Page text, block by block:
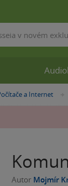
a Internet
Autor Mojmír